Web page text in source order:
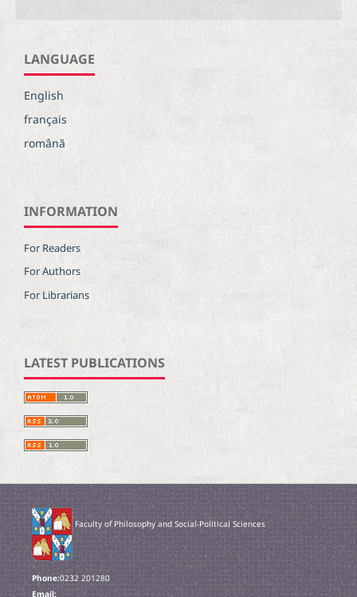
LANGUAGE
English
français
română
INFORMATION
For Readers
For Authors
For Librarians
LATEST PUBLICATIONS
Faculty of Philosophy and Social-Political Sciences
Phone:0232 201280
Email: